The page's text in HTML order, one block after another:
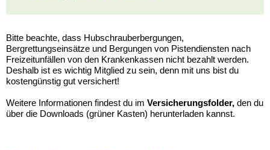
Bitte beachte, dass Hubschrauberbergungen,
Bergrettungseinsätze und Bergungen von Pistendiensten nach
Freizeitunfällen von den Krankenkassen nicht bezahlt werden.
Deshalb ist es wichtig Mitglied zu sein, denn mit uns bist du
kostengünstig gut versichert!
Weitere Informationen findest du im Versicherungsfolder, den du
über die Downloads (grüner Kasten) herunterladen kannst.